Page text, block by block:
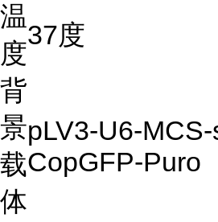
温
度
37度
背
景
载
体
pLV3-U6-
CopGFP-Puro